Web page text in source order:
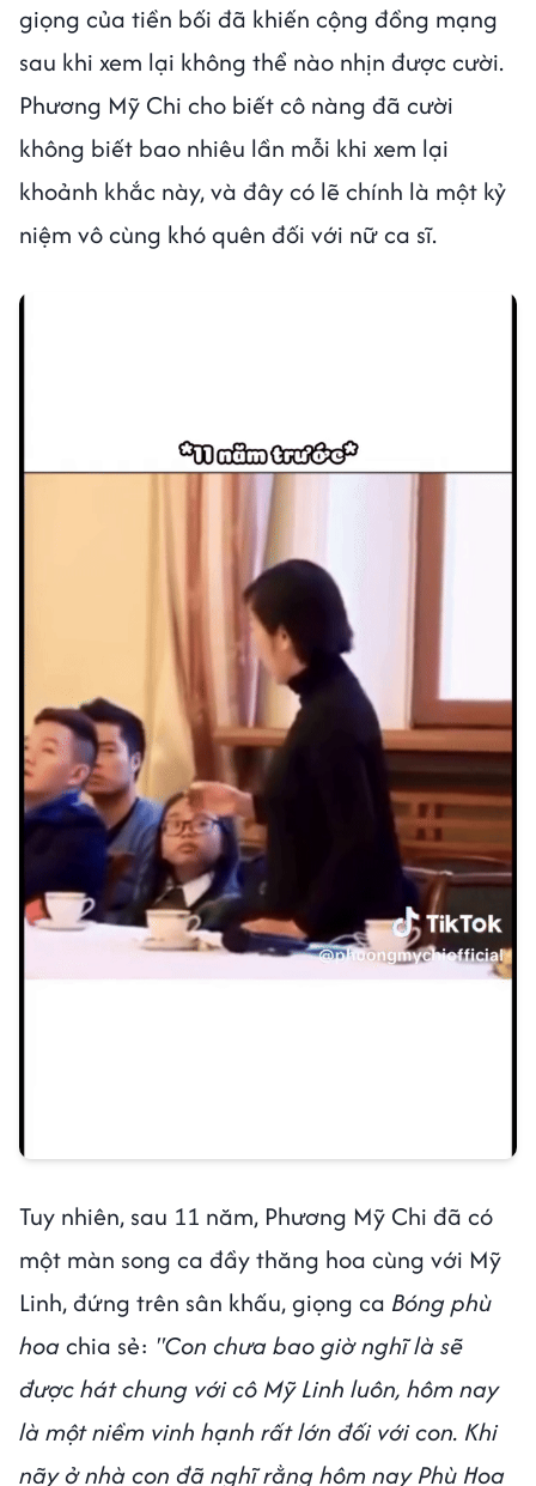
giọng của tiền bối đã khiến cộng đồng mạng
sau khi xem lại không thể nào nhịn được cười.
Phương Mỹ Chi cho biết cô nàng đã cười
không biết bao nhiêu lần mỗi khi xem lại
khoảnh khắc này, và đây có lẽ chính là một kỷ
niệm vô cùng khó quên đối với nữ ca sĩ.
Tuy nhiên, sau 11 năm, Phương Mỹ Chi đã có
một màn song ca đầy thăng hoa cùng với Mỹ
Linh, đứng trên sân khấu, giọng ca Bóng phù
hoachia sẻ: "Con chưa bao giờ nghĩ là sẽ
được hát chung với cô Mỹ Linh luôn, hôm nay
là một niềm vinh hạnh rất lớn đối với con. Khi
nãy ở nhà con đã nghĩ rằng hôm nay Phù Hoa